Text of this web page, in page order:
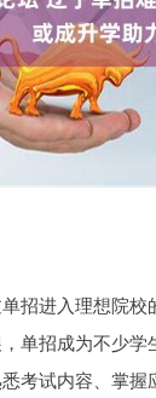
招进入理想院校
单招成为不少
考试内容、掌握